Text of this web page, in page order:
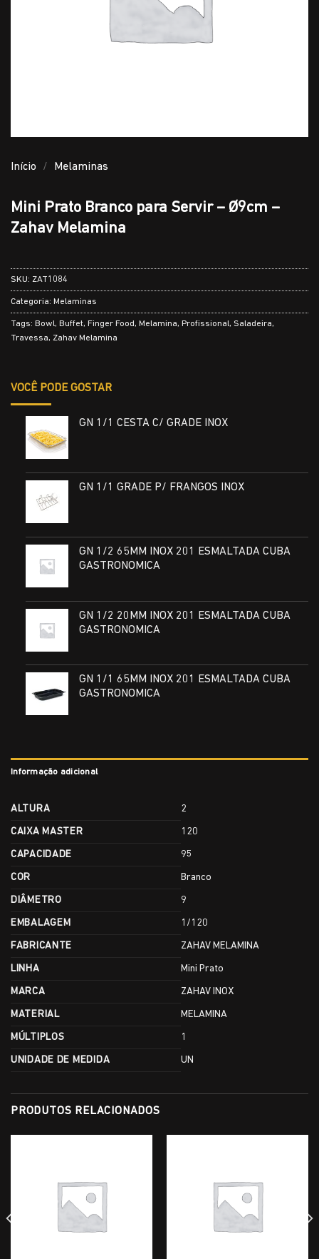
Início / Melaminas
Mini Prato Branco para Servir – Ø9cm –
Zahav Melamina
SKU: ZAT1084
Categoria: Melaminas
Tags: Bowl, Buffet, Finger Food, Melamina, Profissional, Saladeira,
Travessa, Zahav Melamina
VOCÊ PODE GOSTAR
GN 1/1 CESTA C/ GRADE INOX
GN 1/1 GRADE P/ FRANGOS INOX
GN 1/2 65MM INOX 201 ESMALTADA CUBA
GASTRONOMICA
GN 1/2 20MM INOX 201 ESMALTADA CUBA
GASTRONOMICA
GN 1/1 65MM INOX 201 ESMALTADA CUBA
GASTRONOMICA
Informação adicional
ALTURA 2
CAIXA MASTER 120
CAPACIDADE 95
COR Branco
DIÂMETRO 9
EMBALAGEM 1/120
FABRICANTE ZAHAV MELAMINA
LINHA Mini Prato
MARCA ZAHAV INOX
MATERIAL MELAMINA
MÚLTIPLOS 1
UNIDADE DE MEDIDA UN
PRODUTOS RELACIONADOS